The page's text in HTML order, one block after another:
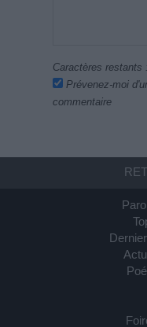
Caractères restants :
Prévenez-moi
commentaire